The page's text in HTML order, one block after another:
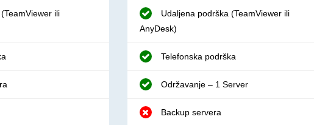
ili
Udaljena podrška (TeamViewer ili
AnyDesk)
Telefonska podrška
Održavanje – 1 Server
Backup servera